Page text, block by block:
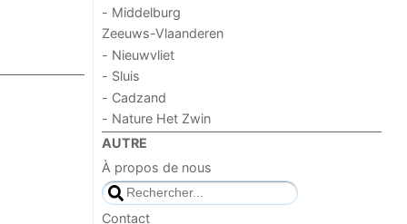
- Middelburg
Zeeuws-Vlaanderen
- Nieuwvliet
- Sluis
- Cadzand
- Nature Het Zwin
AUTRE
À propos de nous
Contact